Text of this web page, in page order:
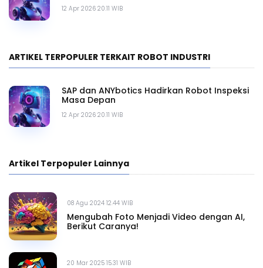
12 Apr 2026 20.11 WIB
ARTIKEL TERPOPULER TERKAIT ROBOT INDUSTRI
12 Apr 2026 20.11 WIB
SAP dan ANYbotics Hadirkan Robot Inspeksi
Masa Depan
Artikel Terpopuler Lainnya
08 Agu 2024 12.44 WIB
Mengubah Foto Menjadi Video dengan AI,
Berikut Caranya!
20 Mar 2025 15.31 WIB